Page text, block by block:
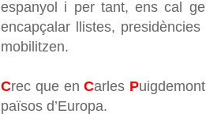
espanyol i per tant, ens cal
encapçalar llistes,
mobilitzen.
Crec que enCarles P
països d’Europa.